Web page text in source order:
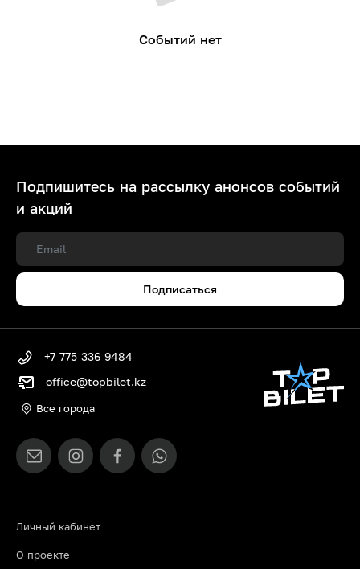
Событий нет
Подпишитесь на рассылку анонсов событий
и акций
Подписаться
Личный кабинет
О проекте
+7 775 336 9484
office@topbilet.kz
Все города